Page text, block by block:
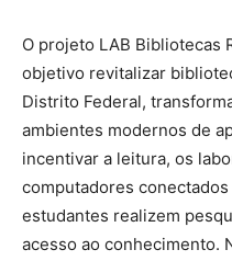
O projeto LAB Bibliotecas
objetivo revitalizar
Distrito Federal,
ambientes modernos de
incentivar a leitura, os
computadores
estudantes realizem
acesso ao conhecimento.